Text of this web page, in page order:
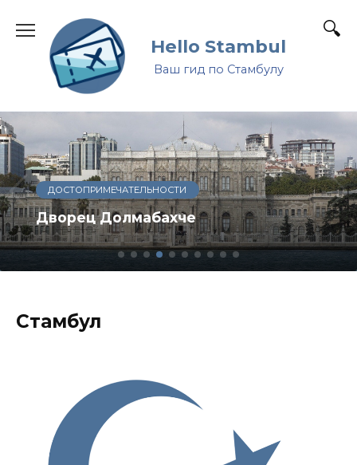
содержанию
Hello Stambul
Ваш гид по Стамбулу
ДОСТОПРИМЕЧАТЕЛЬНОСТИ
Дворец Долмабахче
Стамбул